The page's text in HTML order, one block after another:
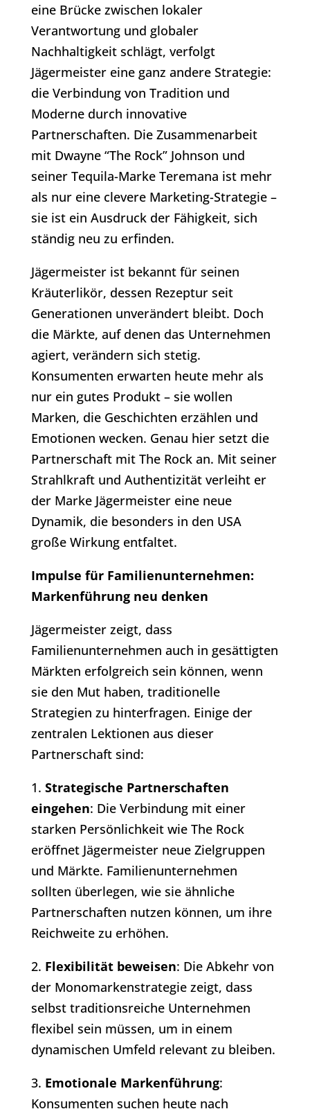
eine Brücke zwischen lokaler
Verantwortung und globaler
Nachhaltigkeit schlägt, verfolgt
Jägermeister eine ganz andere Strategie:
die Verbindung von Tradition und
Moderne durch innovative
Partnerschaften. Die Zusammenarbeit
mit Dwayne “The Rock” Johnson und
seiner Tequila-Marke Teremana ist mehr
als nur eine clevere Marketing-Strategie –
sie ist ein Ausdruck der Fähigkeit, sich
ständig neu zu erfinden.
Jägermeister ist bekannt für seinen
Kräuterlikör, dessen Rezeptur seit
Generationen unverändert bleibt. Doch
die Märkte, auf denen das Unternehmen
agiert, verändern sich stetig.
Konsumenten erwarten heute mehr als
nur ein gutes Produkt – sie wollen
Marken, die Geschichten erzählen und
Emotionen wecken. Genau hier setzt die
Partnerschaft mit The Rock an. Mit seiner
Strahlkraft und Authentizität verleiht er
der Marke Jägermeister eine neue
Dynamik, die besonders in den USA
große Wirkung entfaltet.
Impulse für Familienunternehmen:
Markenführung neu denken
Jägermeister zeigt, dass
Familienunternehmen auch in gesättigten
Märkten erfolgreich sein können, wenn
sie den Mut haben, traditionelle
Strategien zu hinterfragen. Einige der
zentralen Lektionen aus dieser
Partnerschaft sind:
1. Strategische Partnerschaften
eingehen: Die Verbindung mit einer
starken Persönlichkeit wie The Rock
eröffnet Jägermeister neue Zielgruppen
und Märkte. Familienunternehmen
sollten überlegen, wie sie ähnliche
Partnerschaften nutzen können, um ihre
Reichweite zu erhöhen.
2. Flexibilität beweisen: Die Abkehr von
der Monomarkenstrategie zeigt, dass
selbst traditionsreiche Unternehmen
flexibel sein müssen, um in einem
dynamischen Umfeld relevant zu bleiben.
3. Emotionale Markenführung:
Konsumenten suchen heute nach